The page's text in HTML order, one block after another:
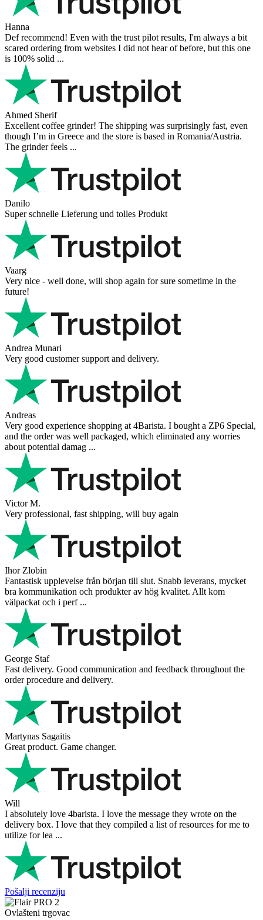
Hanna
Def recommend! Even with the trust pilot results, I'm always a bit
scared ordering from websites I did not hear of before, but this one
is 100% solid ...
Ahmed Sherif
Excellent coffee grinder! The shipping was surprisingly fast, even
though I’m in Greece and the store is based in Romania/Austria.
The grinder feels ...
Danilo
Super schnelle Lieferung und tolles Produkt
Vaarg
Very nice - well done, will shop again for sure sometime in the
future!
Andrea Munari
Very good customer support and delivery.
Andreas
Very good experience shopping at 4Barista. I bought a ZP6 Special,
and the order was well packaged, which eliminated any worries
about potential damag ...
Victor M.
Very professional, fast shipping, will buy again
Ihor Zlobin
Fantastisk upplevelse från början till slut. Snabb leverans, mycket
bra kommunikation och produkter av hög kvalitet. Allt kom
välpackat och i perf ...
George Staf
Fast delivery. Good communication and feedback throughout the
order procedure and delivery.
Martynas Sagaitis
Great product. Game changer.
Will
I absolutely love 4barista. I love the message they wrote on the
delivery box. I love that they compiled a list of resources for me to
utilize for lea ...
Pošalji recenziju
Ovlašteni trgovac